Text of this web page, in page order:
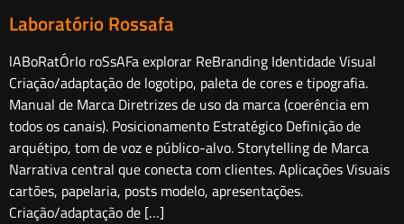
Laboratório Rossafa
lABoRatÓrIo roSsAFa explorar ReBranding Identidade Visual
Criação/adaptação de logotipo, paleta de cores e tipografia.
Manual de Marca Diretrizes de uso da marca (coerência em
todos os canais). Posicionamento Estratégico Definição de
arquétipo, tom de voz e público-alvo. Storytelling de Marca
Narrativa central que conecta com clientes. Aplicações Visuais
cartões, papelaria, posts modelo, apresentações.
Criação/adaptação de […]